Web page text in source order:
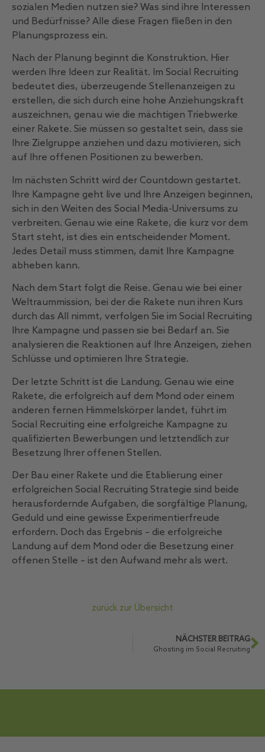
sozialen Medien nutzen sie? Was sind ihre Interessen
und Bedürfnisse? Alle diese Fragen fließen in den
Planungsprozess ein.
Nach der Planung beginnt die Konstruktion. Hier
werden Ihre Ideen zur Realität. Im Social Recruiting
bedeutet dies, überzeugende Stellenanzeigen zu
erstellen, die sich durch eine hohe Anziehungskraft
auszeichnen, genau wie die mächtigen Triebwerke
einer Rakete. Sie müssen so gestaltet sein, dass sie
Ihre Zielgruppe anziehen und dazu motivieren, sich
auf Ihre offenen Positionen zu bewerben.
Im nächsten Schritt wird der Countdown gestartet.
Ihre Kampagne geht live und Ihre Anzeigen beginnen,
sich in den Weiten des Social Media-Universums zu
verbreiten. Genau wie eine Rakete, die kurz vor dem
Start steht, ist dies ein entscheidender Moment.
Jedes Detail muss stimmen, damit Ihre Kampagne
abheben kann.
Nach dem Start folgt die Reise. Genau wie bei einer
Weltraummission, bei der die Rakete nun ihren Kurs
durch das All nimmt, verfolgen Sie im Social Recruiting
Ihre Kampagne und passen sie bei Bedarf an. Sie
analysieren die Reaktionen auf Ihre Anzeigen, ziehen
Schlüsse und optimieren Ihre Strategie.
Der letzte Schritt ist die Landung. Genau wie eine
Rakete, die erfolgreich auf dem Mond oder einem
anderen fernen Himmelskörper landet, führt im
Social Recruiting eine erfolgreiche Kampagne zu
qualifizierten Bewerbungen und letztendlich zur
Besetzung Ihrer offenen Stellen.
Der Bau einer Rakete und die Etablierung einer
erfolgreichen Social Recruiting Strategie sind beide
herausfordernde Aufgaben, die sorgfältige Planung,
Geduld und eine gewisse Experimentierfreude
erfordern. Doch das Ergebnis – die erfolgreiche
Landung auf dem Mond oder die Besetzung einer
offenen Stelle – ist den Aufwand mehr als wert.
zurück zur Übersicht
NÄCHSTER BEITRAG
Ghosting im Social Recruiting